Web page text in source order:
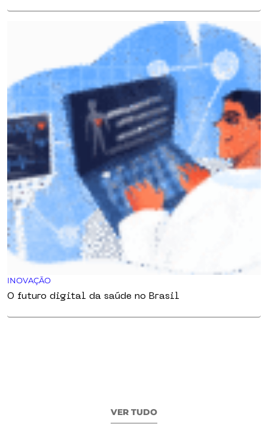
INOVAÇÃO
O futuro digital da saúde no Brasil
VER TUDO